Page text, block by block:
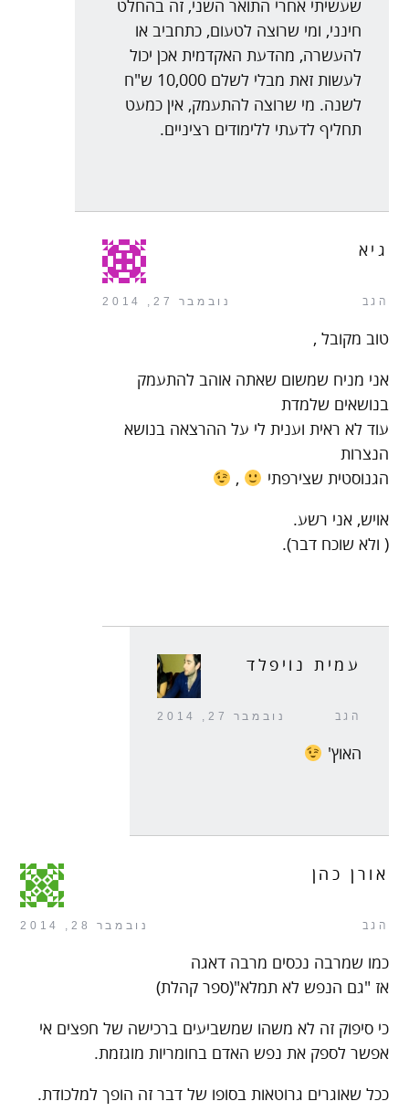
שעשיתי אחרי התואר השני, זה בהחלט
חינני, ומי שרוצה לטעום, כתחביב או
להעשרה, מהדעת האקדמית אכן יכול
לעשות זאת מבלי לשלם 10,000 ש"ח
לשנה. מי שרוצה להתעמק, אין כמעט
תחליף לדעתי ללימודים רציניים.
הגב נובמבר 27, 2014
גיא
טוב מקובל ,
אני מניח שמשום שאתה אוהב להתעמק
בנושאים שלמדת
עוד לא ראית וענית לי על ההרצאה בנושא
הנצרות
הגנוסטית שצירפתי
,
אויש, אני רשע.
( ולא שוכח דבר).
הגב נובמבר 27, 2014
עמית נויפלד
האוץ'
הגב נובמבר 28, 2014
אורן כהן
כמו שמרבה נכסים מרבה דאגה
אז "גם הנפש לא תמלא"(ספר קהלת)
כי סיפוק זה לא משהו שמשביעים ברכישה של חפצים אי
אפשר לספק את נפש האדם בחומריות מוגזמת.
ככל שאוגרים גרוטאות בסופו של דבר זה הופך למלכודת.